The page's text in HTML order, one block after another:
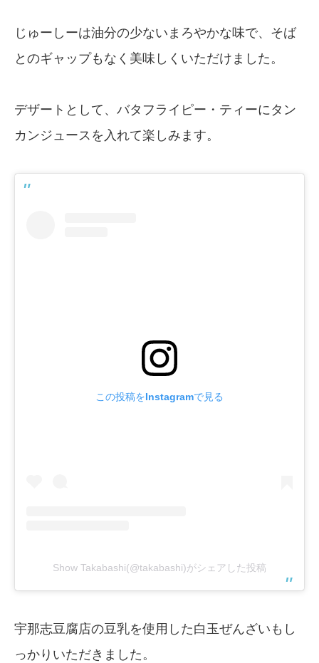
じゅーしーは油分の少ないまろやかな味で、そば
とのギャップもなく美味しくいただけました。
デザートとして、バタフライピー・ティーにタン
カンジュースを入れて楽しみます。
この投稿をInstagramで見る
Show Takabashi(@takabashi)がシェアした投稿
宇那志豆腐店の豆乳を使用した白玉ぜんざいもし
っかりいただきました。